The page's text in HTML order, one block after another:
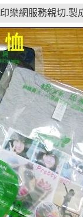
印樂網服務親切.製